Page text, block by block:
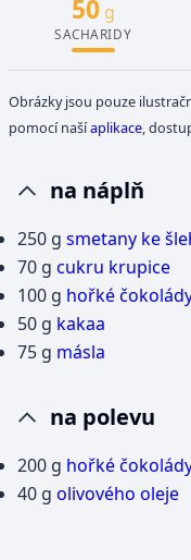
50g
SACHARIDY
Obrázky jsou pouze
pomocí našíaplikace,
na náplň
250 g smetany ke
70 g cukru krupice
100 g hořké
50 g kakaa
75 g másla
na polevu
200 g hořké
40 g olivového oleje